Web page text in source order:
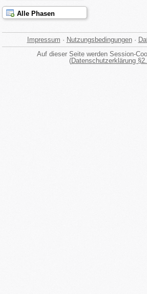
Alle Phasen
Impressum · Nutzungsbedingungen·
Auf dieser Seite werden Session-
(Datenschutzerklärung